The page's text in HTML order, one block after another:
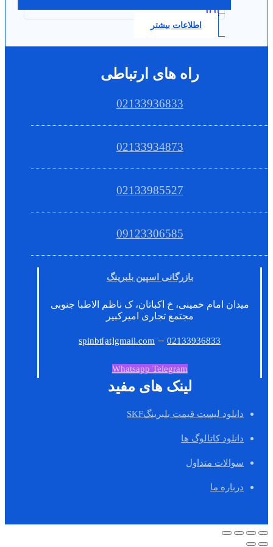
0.0
اطلاعات بیشتر
راه های ارتباطی
02133936833
02133934873
02133985527
09123306585
بازرگانی اسپین بلبرینگ
میدان امام خمینی، خ اکباتان، ک ناظم الاطبا جنوبی
مجتمع تجاری امیرکبیر
spinbt[at]gmail.com –02133936833
Whatsapp Telegram
لینک های مفید
دانلود لیست قیمت بلبرینگSKF
دانلود کاتالوگ ها
سوالات متداول
درباره ما